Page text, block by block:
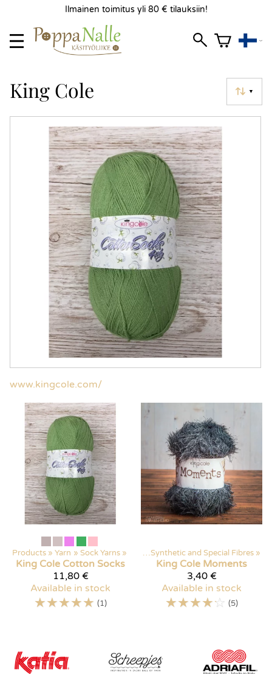
Ilmainen toimitus yli 80 € tilauksiin!
▼
King Cole
www.kingcole.com/
Products ‪» Yarn ‪» Sock Yarns ‪»
King Cole Cotton Socks
11,80 €
Available in stock
☆☆☆☆☆ (1)
Products ‪»Yarn ‪» Synthetic and Special Fibres ‪»
King Cole Moments
3,40 €
Available in stock
☆☆☆☆☆ (5)